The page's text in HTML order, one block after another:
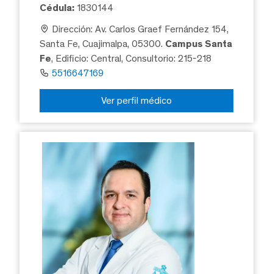
Cédula: 1830144
Dirección: Av. Carlos Graef Fernández 154,
Santa Fe, Cuajimalpa, 05300. Campus Santa
Fe, Edificio: Central, Consultorio: 215-218
5516647169
Ver perfil médico